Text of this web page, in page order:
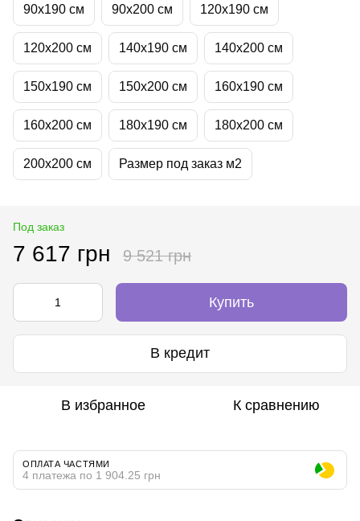
90х190 см 90х200 см 120х190 см
120х200 см 140х190 см 140х200 см
150х190 см 150х200 см 160х190 см
160х200 см 180х190 см 180х200 см
200х200 см Размер под заказ м2
Под заказ
7 617 грн 9 521 грн
Купить
В кредит
В избранное К сравнению
ОПЛАТА ЧАСТЯМИ
4 платежа по 1 904.25 грн